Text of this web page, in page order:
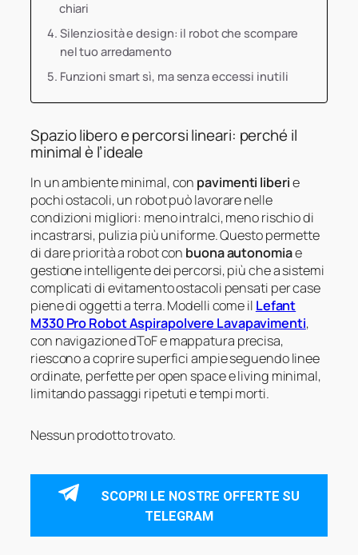
chiari
Silenziosità e design: il robot che scompare
nel tuo arredamento
Funzioni smart sì, ma senza eccessi inutili
Spazio libero e percorsi lineari: perché il
minimal è l’ideale
In un ambiente minimal, con pavimenti liberie
pochi ostacoli, un robot può lavorare nelle
condizioni migliori: meno intralci, meno rischio di
incastrarsi, pulizia più uniforme. Questo permette
di dare priorità a robot con buona autonomiae
gestione intelligente dei percorsi, più che a sistemi
complicati di evitamento ostacoli pensati per case
piene di oggetti a terra. Modelli come il Lefant
M330 Pro Robot Aspirapolvere Lavapavimenti,
con navigazione dToF e mappatura precisa,
riescono a coprire superfici ampie seguendo linee
ordinate, perfette per open space e living minimal,
limitando passaggi ripetuti e tempi morti.
Nessun prodotto trovato.
SCOPRI LE NOSTRE OFFERTE SU
TELEGRAM